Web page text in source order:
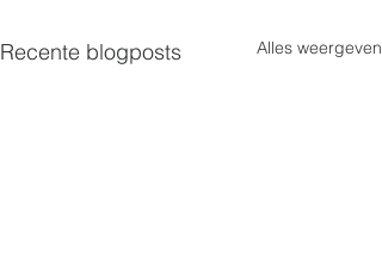
Recente blogposts Alles weergeven